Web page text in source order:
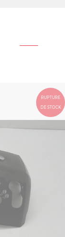
RUPTURE
DE STOCK